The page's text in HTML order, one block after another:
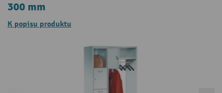
300 mm
K popisu produktu